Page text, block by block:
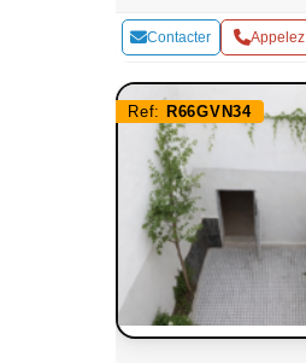
Contacter Appelez
Ref: R66GVN34